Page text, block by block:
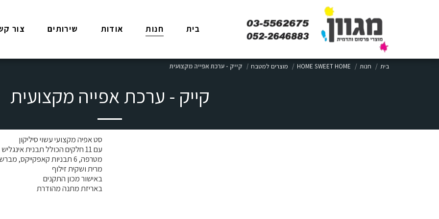
בית חנות אודות שירותים צור
בית חנות HOME SWEET HOME מוצרים למטבח קייק - ערכת אפייה מקצועית
קייק - ערכת אפייה מקצועית